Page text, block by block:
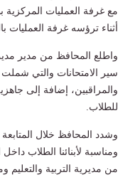
مع غرفة العمليات المركزية
أثناء ترؤسه غرفة العمليات
واطلع المحافظ من مدير
سير الامتحانات والتي شملت
والمراقبين، إضافة إلى
للطلاب.
وشدد المحافظ خلال المتابعة
ومناسبة لأبنائنا الطلاب
من مديرية التربية والتعليم